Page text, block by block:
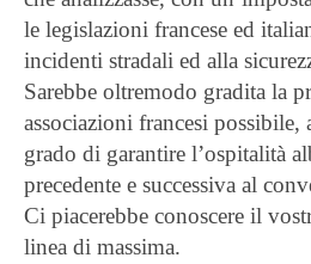
le legislazioni francese ed
incidenti stradali ed alla
Sarebbe oltremodo gradita la
associazioni francesi
grado di garantire l’ospitalità
precedente e successiva al
Ci piacerebbe conoscere il
linea di massima.